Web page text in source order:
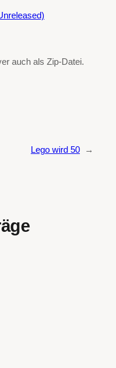
auch als Zip-Datei.
Lego wird 50 →